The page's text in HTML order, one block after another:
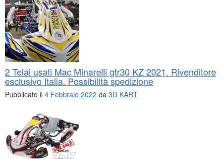
2 Telai usati Mac Minarelli gtr30 KZ 2021. Rivenditore
esclusivo Italia. Possibilità spedizione
Pubblicato il 4 Febbraio 2022 da 3D KART